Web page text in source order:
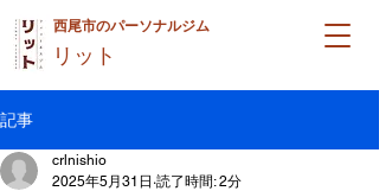
西尾市のパーソナルジム
リット
記事
crlnishio
2025年5月31日 読了時間: 2分